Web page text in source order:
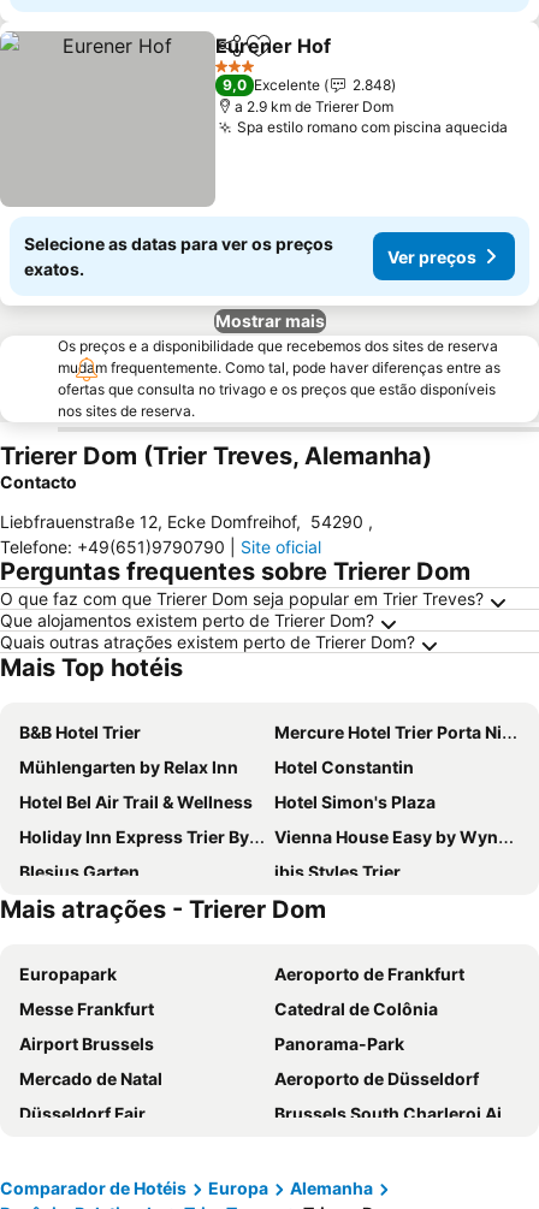
PartilharAdicionar aos favoritos
Eurener Hof
3 Estrelas
9,0 Excelente
2.848
a 2.9 km de Trierer Dom
Spa estilo romano com piscina aquecida
Selecione as datas para ver os preços
exatos.
Ver preços
Mostrar mais
Os preços e a disponibilidade que recebemos dos sites de reserva
mudam frequentemente. Como tal, pode haver diferenças entre as
ofertas que consulta no trivago e os preços que estão disponíveis
nos sites de reserva.
Trierer Dom (Trier Treves, Alemanha)
Contacto
Liebfrauenstraße 12, Ecke Domfreihof, 54290 ,
Telefone: +49(651)9790790 Site oficial
Perguntas frequentes sobre Trierer Dom
O que faz com que Trierer Dom seja popular em Trier Treves?
Que alojamentos existem perto de Trierer Dom?
Quais outras atrações existem perto de Trierer Dom?
Mais Top hotéis
B&B Hotel Trier
Mercure Hotel Trier Porta Nigra
Mühlengarten by Relax Inn
Hotel Constantin
Hotel Bel Air Trail & Wellness
Hotel Simon's Plaza
Holiday Inn Express Trier By Ihg
Vienna House Easy by Wyndham Trier
Blesius Garten
ibis Styles Trier
FourSide Plaza Hotel Trier
Ricks City Hotel
Berghotel Kockelsberg
Hotel Feilen-Wolff
Hotel Gruber
ante porta DAS STADTHOTEL
Eden Au Lac
Schroeders City-Style-Hotel
Best Western Hotel Trier City
Hotel Deutscher Hof
Weinhotel Restaurant Klostermühle
Haus am Berg
Hotel am Markt
Park Hotel
Mais atrações - Trierer Dom
Europapark
Aeroporto de Frankfurt
Messe Frankfurt
Catedral de Colônia
Airport Brussels
Panorama-Park
Mercado de Natal
Aeroporto de Düsseldorf
Düsseldorf Fair
Brussels South Charleroi Airport
Nürburgring
Centre
Comparador de Hotéis Europa
Alemanha